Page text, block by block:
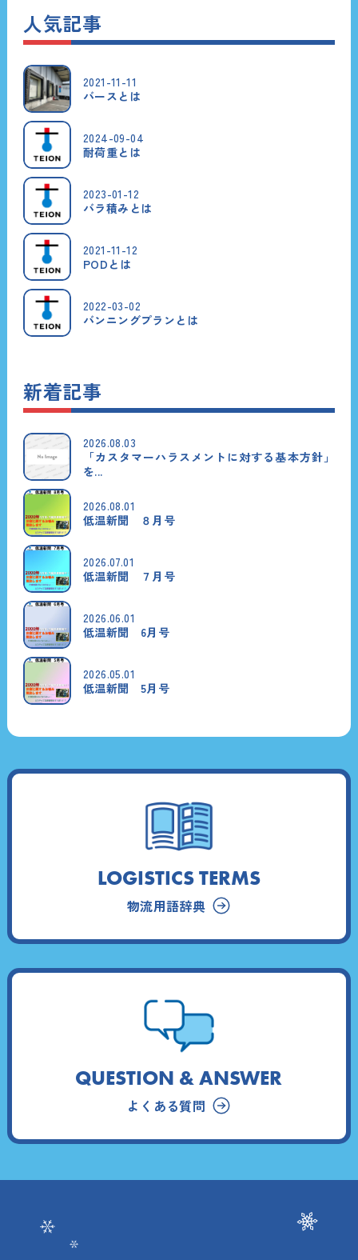
人気記事
2021-11-11
バースとは
2024-09-04
耐荷重とは
2023-01-12
バラ積みとは
2021-11-12
PODとは
2022-03-02
バンニングプランとは
新着記事
2026.08.03
「カスタマーハラスメントに対する基本方針」
を...
2026.08.01
低温新聞 ８月号
2026.07.01
低温新聞 ７月号
2026.06.01
低温新聞 6月号
2026.05.01
低温新聞 5月号
LOGISTICS TERMS
物流用語辞典
QUESTION & ANSWER
よくある質問